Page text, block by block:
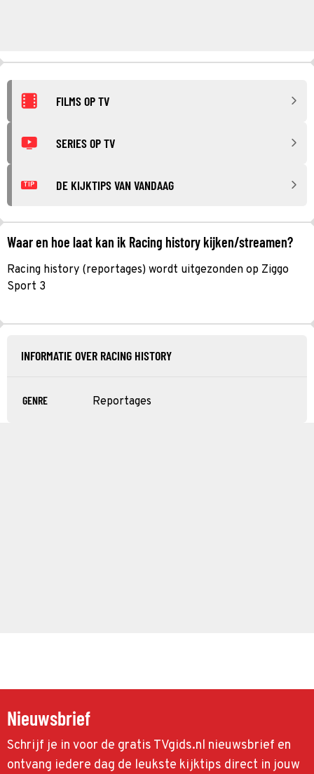
FILMS OP TV
SERIES OP TV
TIP DE KIJKTIPS VAN VANDAAG
Waar en hoe laat kan ik Racing history kijken/streamen?
Racing history (reportages) wordt uitgezonden op Ziggo
Sport 3
INFORMATIE OVER RACING HISTORY
GENRE Reportages
Nieuwsbrief
Schrijf je in voor de gratis TVgids.nl nieuwsbrief en
ontvang iedere dag de leukste kijktips direct in jouw